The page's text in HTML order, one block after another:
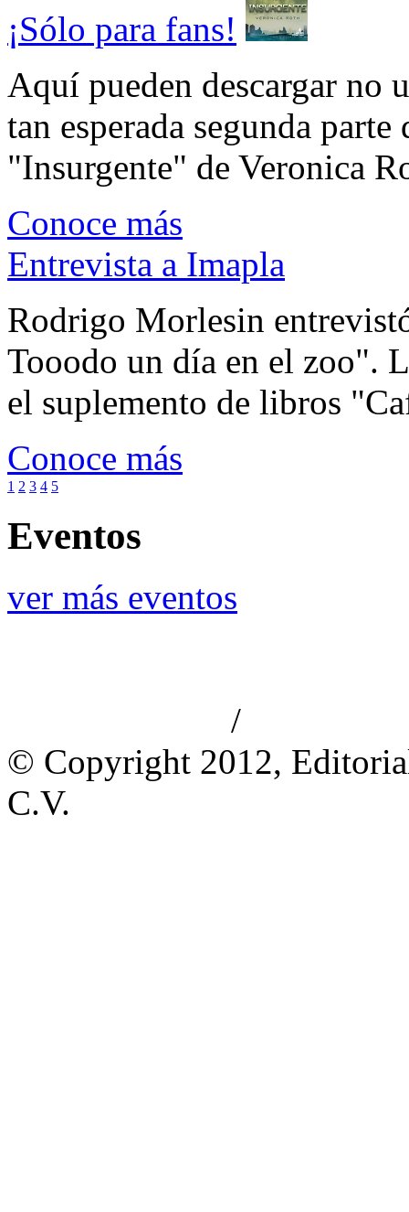
¡Sólo para fans!
Aquí pueden descargar no
tan esperada segunda
"Insurgente" de Veronica
Conoce más
Entrevista a Imapla
Rodrigo Morlesin
Tooodo un día en el zoo".
el suplemento de libros
Conoce más
1 2 3 4 5
Eventos
ver más eventos
/
© Copyright 2012,
C.V.